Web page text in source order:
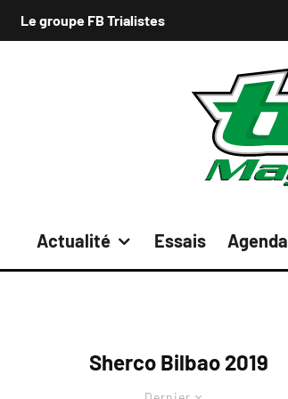
Le groupe FB Trialistes
Actualité Essais Agenda
Sherco Bilbao 2019